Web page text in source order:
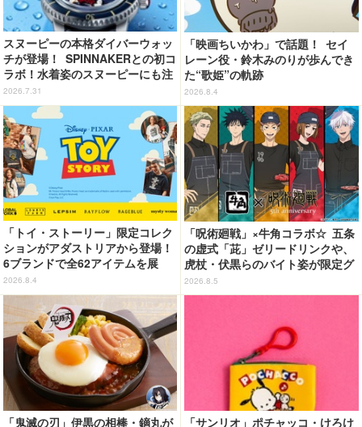
スヌーピーの本格ダイバーウォッ
チが登場！ SPINNAKERとの初コ
ラボ！水着姿のスヌーピーにも注
目
2026.7.31
「映画ちいかわ」で話題！ セイ
レーン役・鈴木みのりが歩んでき
た“歌姫”の軌跡
2026.8.4
「トイ・ストーリー」限定コレク
ションがアダストリアから登場！
6ブランドで全62アイテムを展
開 店舗で購入するとオリジナル
マグネットをプレゼント☆
2026.8.4
「呪術廻戦」×牛角コラボ☆ 五条
の虚式「茈」ゼリードリンクや、
虎杖・伏黒らのバイト姿が限定グ
ッズに【8月26日～】
2026.8.5
「鬼滅の刃」伊黒の相棒・鏑丸が 「サンリオ」ポチャッコ・けろけ